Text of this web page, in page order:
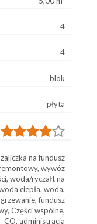
4
4
blok
płyta
zaliczka na fundusz
wywóz
woda/ryczałt na
ciepła, woda,
fundusz
Części wspólne,
CO, administracja